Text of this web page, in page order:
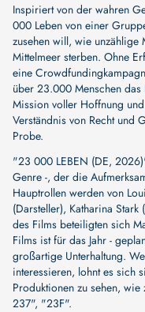
Inspiriert von der wahren
000 Leben von einer
zusehen will, wie unzählige
Mittelmeer sterben. Ohne
eine
über 23.000 Menschen
Mission voller Hoffnung
Verständnis von Recht und
Probe.
"23 000 LEBEN (DE,
Genre -, der die
Hauptrollen werden von
(Darsteller), Katharina Stark
des Films beteiligten sich
Films ist für das Jahr -
großartige Unterhaltung.
interessieren, lohnt es sich
Produktionen zu sehen, wie
237", "23F".